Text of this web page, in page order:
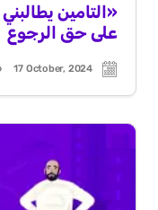
«التامين
على حق الرجوع
Post
date
17 October, 2024